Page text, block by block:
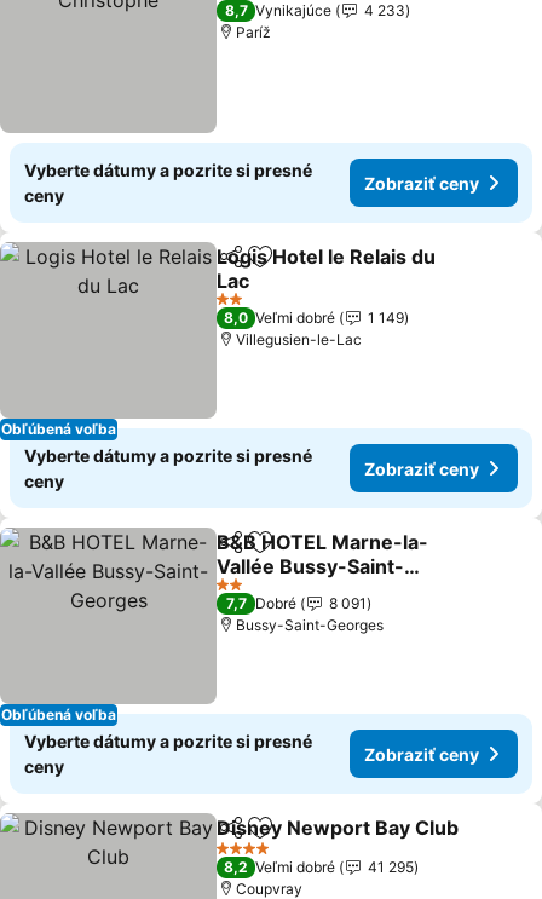
8,7 Vynikajúce
4 233
Paríž
Vyberte dátumy a pozrite si presné
ceny
Zobraziť ceny
Obľúbená voľba
ZdieľaťPridať do obľúbených
Logis Hotel le Relais du
Lac
Zobraziť ceny
2 Počet hviezdičiek
8,0 Veľmi dobré
1 149
Villegusien-le-Lac
Vyberte dátumy a pozrite si presné
ceny
Zobraziť ceny
Obľúbená voľba
ZdieľaťPridať do obľúbených
B&B HOTEL Marne-la-
Vallée Bussy-Saint-
Georges
Zobraziť ceny
2 Počet hviezdičiek
7,7 Dobré
8 091
Bussy-Saint-Georges
Vyberte dátumy a pozrite si presné
ceny
Zobraziť ceny
ZdieľaťPridať do obľúbených
Disney Newport Bay Club
4 Počet hviezdičiek
8,2 Veľmi dobré
41 295
Coupvray